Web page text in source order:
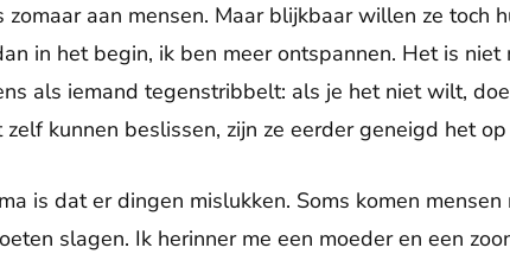
aan mensen. Maar blijkbaar willen ze toch
in het begin, ik ben meer ontspannen. Het is niet
als iemand tegenstribbelt: als je het niet wilt,
kunnen beslissen, zijn ze eerder geneigd het
is dat er dingen mislukken. Soms komen
slagen. Ik herinner me een moeder en een